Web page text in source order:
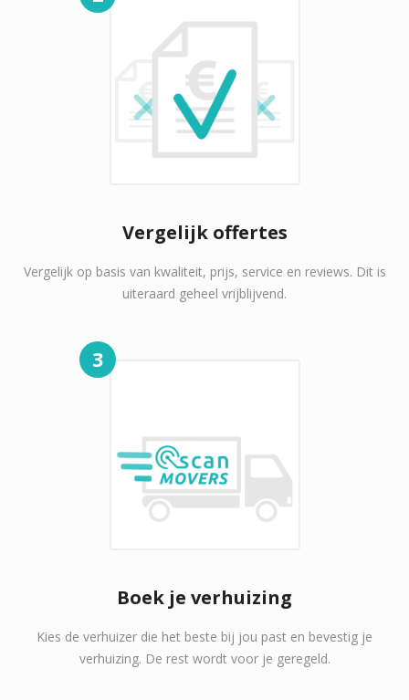
Vergelijk offertes
Vergelijk op basis van kwaliteit, prijs, service en reviews. Dit is
uiteraard geheel vrijblijvend.
3
Boek je verhuizing
Kies de verhuizer die het beste bij jou past en bevestig je
verhuizing. De rest wordt voor je geregeld.